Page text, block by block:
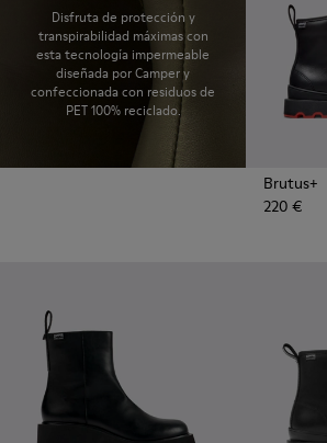
Disfruta de protección y
transpirabilidad máximas con
esta tecnología impermeable
diseñada por Camper y
confeccionada con residuos de
PET 100% reciclado.
Brutus+
220 €